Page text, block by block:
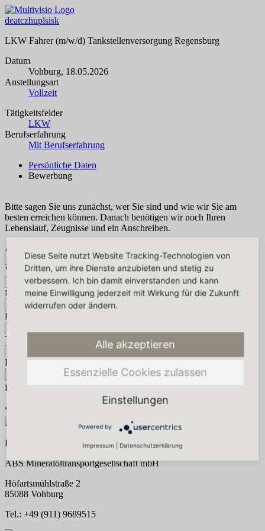
deatczhuplsisk
LKW Fahrer (m/w/d) Tankstellenversorgung Regensburg
Datum
Vohburg, 18.05.2026
Anstellungsart
Vollzeit
Tätigkeitsfelder
LKW
Berufserfahrung
Mit Berufserfahrung
Persönliche Daten
Bewerbung
Bitte sagen Sie uns zunächst, wer Sie sind und wie wir Sie am
besten erreichen können. Danach benötigen wir noch Ihren
Lebenslauf, Zeugnisse und ein Anschreiben.
Anrede *
Vorname *
Name*
E-Mail-Adresse *
Telefon *
Foto
Bild hinzufügen
* Pflichtfelder
Rico Schiller
ABS Mineralöltransportgesellschaft mbH
Höfartsmühlstraße 2
85088 Vohburg
Tel.: +49 (911) 9689515
Diese Seite nutzt Website Tracking-Technologien von
Dritten, um ihre Dienste anzubieten und stetig zu
verbessern. Ich bin damit einverstanden und kann
meine Einwilligung jederzeit mit Wirkung für die Zukunft
widerrufen oder ändern.
Alle akzeptieren
Essenzielle Cookies zulassen
Einstellungen
Powered by
Impressum Datenschutzerklärung